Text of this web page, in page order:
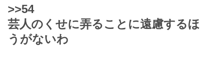
>>54
芸人のくせに弄ることに遠慮するほ
うがないわ